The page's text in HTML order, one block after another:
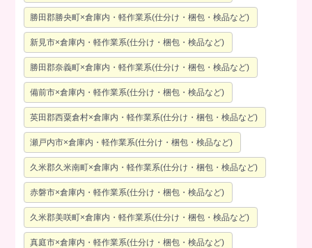
勝田郡勝央町×倉庫内・軽作業系(仕分け・梱包・検品など)
新見市×倉庫内・軽作業系(仕分け・梱包・検品など)
勝田郡奈義町×倉庫内・軽作業系(仕分け・梱包・検品など)
備前市×倉庫内・軽作業系(仕分け・梱包・検品など)
英田郡西粟倉村×倉庫内・軽作業系(仕分け・梱包・検品など)
瀬戸内市×倉庫内・軽作業系(仕分け・梱包・検品など)
久米郡久米南町×倉庫内・軽作業系(仕分け・梱包・検品など)
赤磐市×倉庫内・軽作業系(仕分け・梱包・検品など)
久米郡美咲町×倉庫内・軽作業系(仕分け・梱包・検品など)
真庭市×倉庫内・軽作業系(仕分け・梱包・検品など)